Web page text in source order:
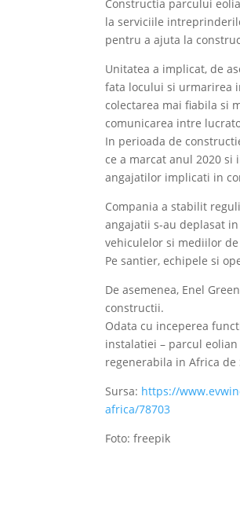
Constructia parcului
la serviciile
pentru a ajuta la
Unitatea a implicat, de
fata locului si urmarirea
colectarea mai fiabila si
comunicarea intre
In perioada de
ce a marcat anul 2020
angajatilor implicati in
Compania a stabilit
angajatii s-au deplasat
vehiculelor si mediilor
Pe santier, echipele si
De asemenea, Enel
constructii.
Odata cu inceperea
instalatiei – parcul
regenerabila in Africa
Sursa: https://
africa/78703
Foto: freepik